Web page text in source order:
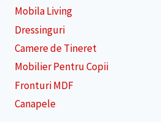
Mobila Living
Dressinguri
Camere de Tineret
Mobilier Pentru Copii
Fronturi MDF
Canapele